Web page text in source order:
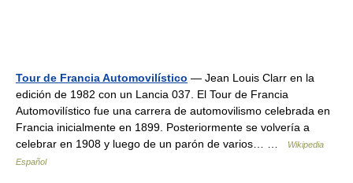
Tour de Francia Automovilístico — Jean Louis Clarr en la
edición de 1982 con un Lancia 037. El Tour de Francia
Automovilístico fue una carrera de automovilismo celebrada en
Francia inicialmente en 1899. Posteriormente se volvería a
celebrar en 1908 y luego de un parón de varios… …
Wikipedia
Español